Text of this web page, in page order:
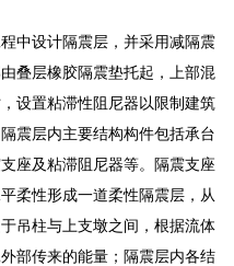
中设计隔震层，并采用减隔震
叠层橡胶隔震垫托起，上部混
设置粘滞性阻尼器以限制建筑
震层内主要结构构件包括承台
座及粘滞阻尼器等。隔震支座
柔性形成一道柔性隔震层，从
吊柱与上支墩之间，根据流体
部传来的能量；隔震层内各结